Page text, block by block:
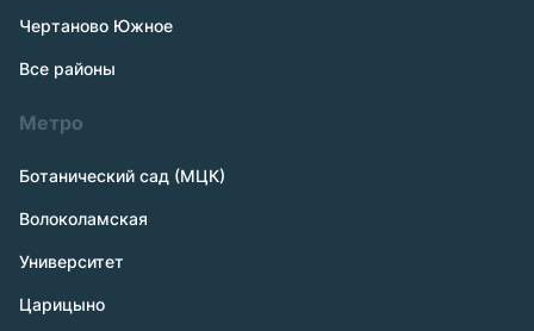
Чертаново Южное
Все районы
Метро
Ботанический сад (МЦК)
Волоколамская
Университет
Царицыно